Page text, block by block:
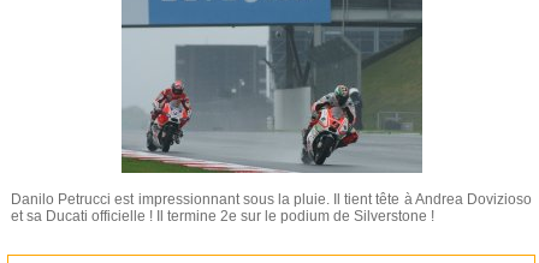
Danilo Petrucci est impressionnant sous la pluie. Il tient tête à Andrea Dovizioso
et sa Ducati officielle ! Il termine 2e sur le podium de Silverstone !